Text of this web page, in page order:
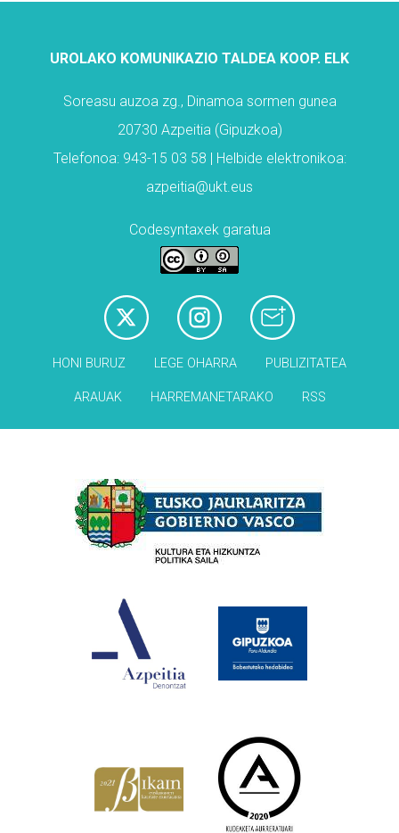
UROLAKO KOMUNIKAZIO TALDEA KOOP. ELK
Soreasu auzoa zg., Dinamoa sormen gunea
20730 Azpeitia (Gipuzkoa)
Telefonoa: 943-15 03 58 | Helbide elektronikoa:
azpeitia@ukt.eus
Codesyntaxek garatua
HONI BURUZ LEGE OHARRA PUBLIZITATEA
ARAUAK HARREMANETARAKO RSS